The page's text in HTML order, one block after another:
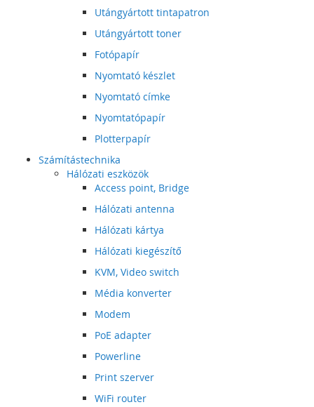
Utángyártott tintapatron
Utángyártott toner
Fotópapír
Nyomtató készlet
Nyomtató címke
Nyomtatópapír
Plotterpapír
Számítástechnika
Hálózati eszközök
Access point, Bridge
Hálózati antenna
Hálózati kártya
Hálózati kiegészítő
KVM, Video switch
Média konverter
Modem
PoE adapter
Powerline
Print szerver
WiFi router